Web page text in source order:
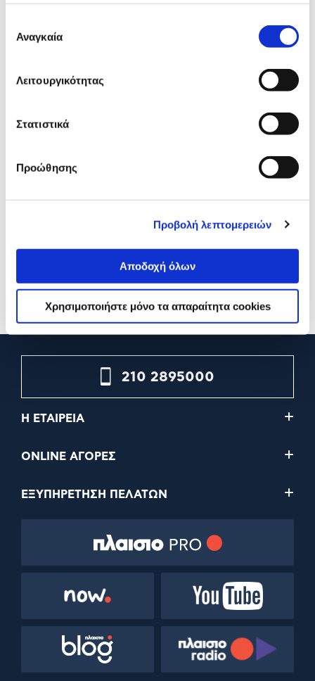
συγκατάθεσης
Αναγκαία
Λειτουργικότητας
Στατιστικά
Προώθησης
Προβολή λεπτομερειών
Αποδοχή όλων
Χρησιμοποιήστε μόνο τα απαραίτητα cookies
προϊόντα της κατηγορίας & στα
GV9820 Pro Express Vision
Προσθήκη
GV9721 Pro Express
229,90€
Προσθήκη
210 2895000
Η ΕΤΑΙΡΕΙΑ
ONLINE ΑΓΟΡΕΣ
ΕΞΥΠΗΡΕΤΗΣΗ ΠΕΛΑΤΩΝ